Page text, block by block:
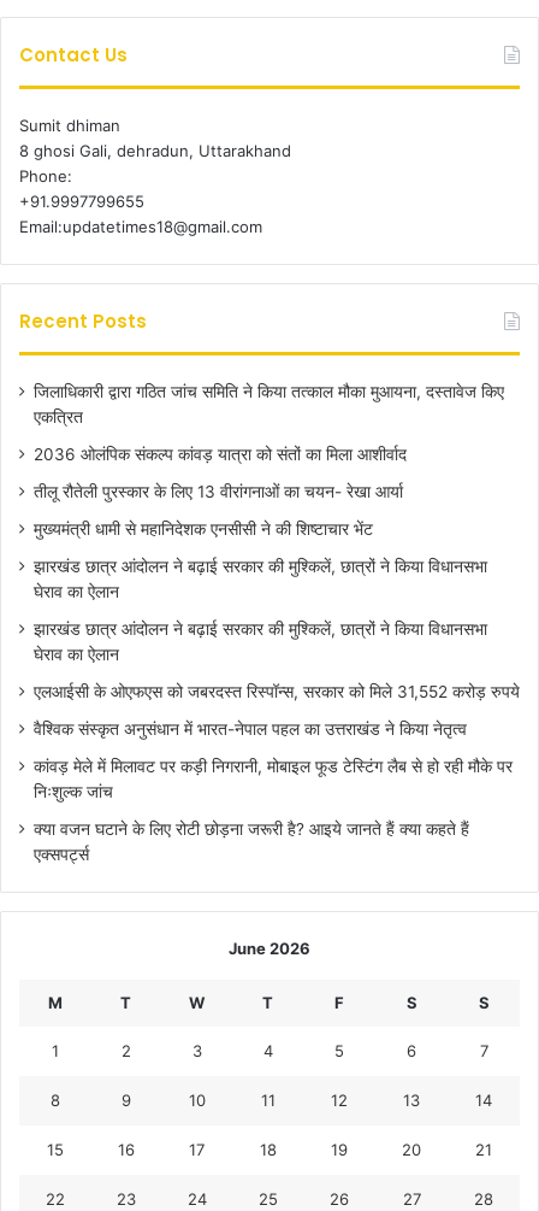
Contact Us
Sumit dhiman
8 ghosi Gali, dehradun, Uttarakhand
Phone:
+91.9997799655
Email:updatetimes18@gmail.com
Recent Posts
जिलाधिकारी द्वारा गठित जांच समिति ने किया तत्काल मौका मुआयना, दस्तावेज किए
एकत्रित
2036 ओलंपिक संकल्प कांवड़ यात्रा को संतों का मिला आशीर्वाद
तीलू रौतेली पुरस्कार के लिए 13 वीरांगनाओं का चयन- रेखा आर्या
मुख्यमंत्री धामी से महानिदेशक एनसीसी ने की शिष्टाचार भेंट
झारखंड छात्र आंदोलन ने बढ़ाई सरकार की मुश्किलें, छात्रों ने किया विधानसभा
घेराव का ऐलान
झारखंड छात्र आंदोलन ने बढ़ाई सरकार की मुश्किलें, छात्रों ने किया विधानसभा
घेराव का ऐलान
एलआईसी के ओएफएस को जबरदस्त रिस्पॉन्स, सरकार को मिले 31,552 करोड़ रुपये
वैश्विक संस्कृत अनुसंधान में भारत-नेपाल पहल का उत्तराखंड ने किया नेतृत्व
कांवड़ मेले में मिलावट पर कड़ी निगरानी, मोबाइल फूड टेस्टिंग लैब से हो रही मौके पर
निःशुल्क जांच
क्या वजन घटाने के लिए रोटी छोड़ना जरूरी है? आइये जानते हैं क्या कहते हैं
एक्सपर्ट्स
June 2026
M T W T F S S
1 2 3 4 5 6 7
8 9 10 11 12 13 14
15 16 17 18 19 20 21
22 23 24 25 26 27 28